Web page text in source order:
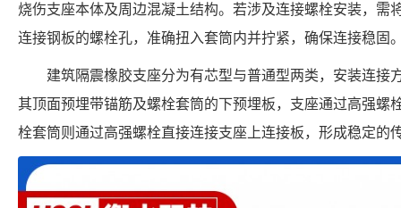
烧伤支座本体及周边混凝土结构。若涉及连接螺栓安装，需
连接钢板的螺栓孔，准确扭入套筒内并拧紧，确保连接稳固
建筑隔震橡胶支座分为有芯型与普通型两类，安装连接
其顶面预埋带锚筋及螺栓套筒的下预埋板，支座通过高强螺
栓套筒则通过高强螺栓直接连接支座上连接板，形成稳定的